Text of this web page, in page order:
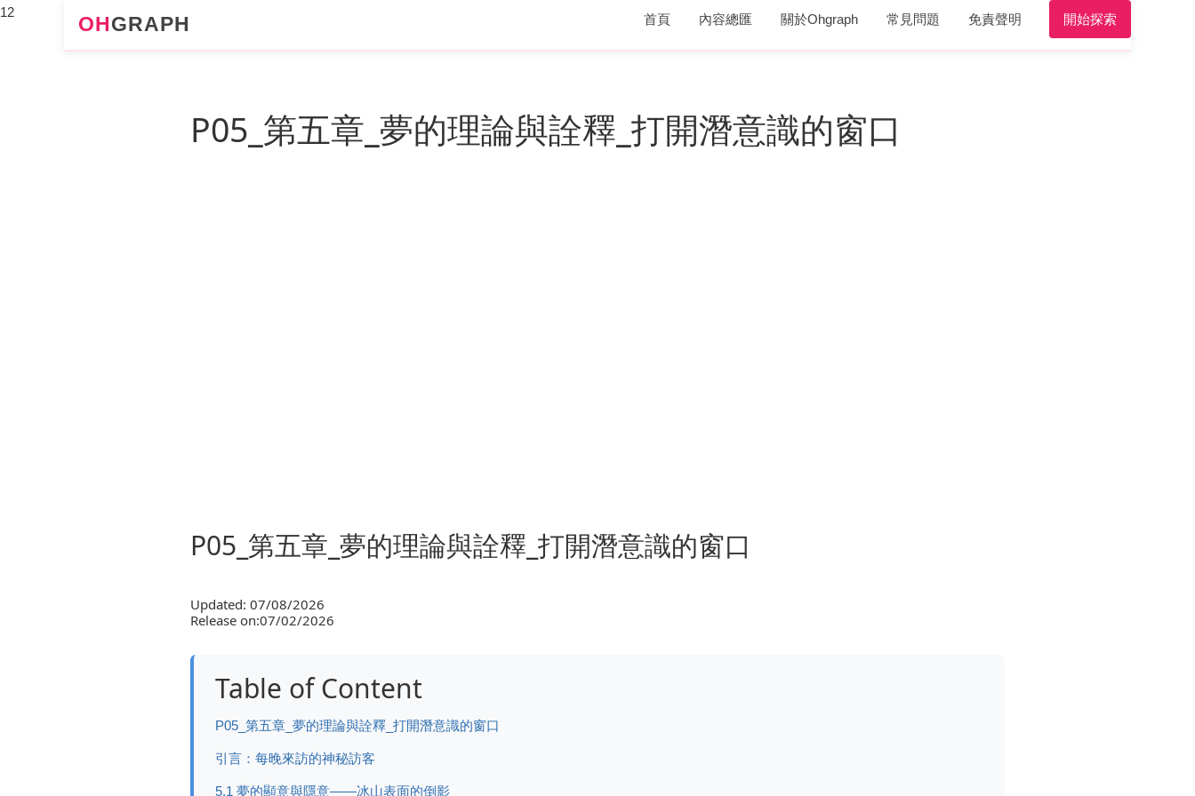
OHGRAPH 首頁 內容總匯 關於Ohgraph 常見問題 免責聲明 開始探索
12
P05_第五章_夢的理論與詮釋_打開潛意識的窗口
P05_第五章_夢的理論與詮釋_打開潛意識的窗口
Updated: 07/08/2026
Release on:07/02/2026
Table of Content
P05_第五章_夢的理論與詮釋_打開潛意識的窗口
引言：每晚來訪的神秘訪客
5.1 夢的顯意與隱意——冰山表面的倒影